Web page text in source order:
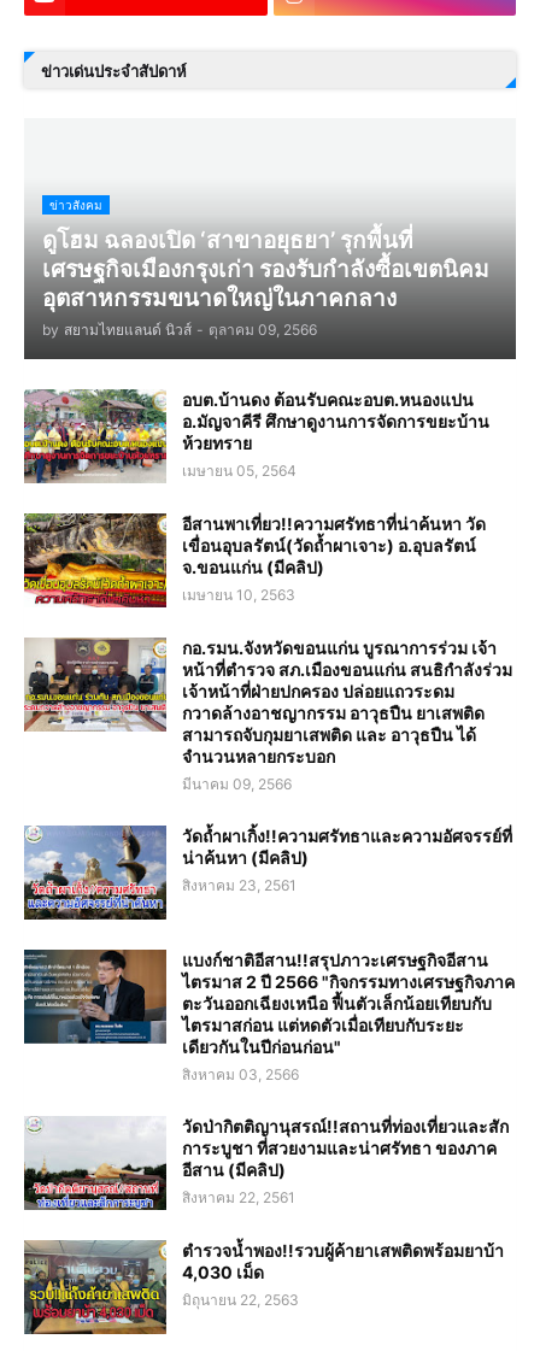
ข่าวเด่นประจำสัปดาห์
ข่าวสังคม
ดูโฮม ฉลองเปิด ‘สาขาอยุธยา’ รุกพื้นที่
เศรษฐกิจเมืองกรุงเก่า รองรับกำลังซื้อเขตนิคม
อุตสาหกรรมขนาดใหญ่ในภาคกลาง
by สยามไทยแลนด์ นิวส์ - ตุลาคม 09, 2566
อบต.บ้านดง ต้อนรับคณะอบต.หนองแปน
อ.มัญจาคีรี ศึกษาดูงานการจัดการขยะบ้าน
ห้วยทราย
เมษายน 05, 2564
อีสานพาเที่ยว!!ความศรัทธาที่น่าค้นหา วัด
เขื่อนอุบลรัตน์(วัดถ้ำผาเจาะ) อ.อุบลรัตน์
จ.ขอนแก่น (มีคลิป)
เมษายน 10, 2563
กอ.รมน.จังหวัดขอนแก่น บูรณาการร่วม เจ้า
หน้าที่ตำรวจ สภ.เมืองขอนแก่น สนธิกำลังร่วม
เจ้าหน้าที่ฝ่ายปกครอง ปล่อยแถวระดม
กวาดล้างอาชญากรรม อาวุธปืน ยาเสพติด
สามารถจับกุมยาเสพติด และ อาวุธปืน ได้
จำนวนหลายกระบอก
มีนาคม 09, 2566
วัดถ้ำผาเกิ้ง!!ความศรัทธาและความอัศจรรย์ที่
น่าค้นหา (มีคลิป)
สิงหาคม 23, 2561
แบงก์ชาติอีสาน!!สรุปภาวะเศรษฐกิจอีสาน
ไตรมาส 2 ปี 2566 "กิจกรรมทางเศรษฐกิจภาค
ตะวันออกเฉียงเหนือ ฟื้นตัวเล็กน้อยเทียบกับ
ไตรมาสก่อน แต่หดตัวเมื่อเทียบกับระยะ
เดียวกันในปีก่อนก่อน"
สิงหาคม 03, 2566
วัดป่ากิตติญานุสรณ์!!สถานที่ท่องเที่ยวและสัก
การะบูชา ที่สวยงามและน่าศรัทธา ของภาค
อีสาน (มีคลิป)
สิงหาคม 22, 2561
ตำรวจน้ำพอง!!รวบผู้ค้ายาเสพติดพร้อมยาบ้า
4,030 เม็ด
มิถุนายน 22, 2563